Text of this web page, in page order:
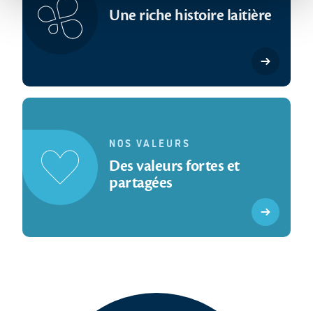
Une riche histoire laitière
NOS VALEURS
Des valeurs fortes et
partagées